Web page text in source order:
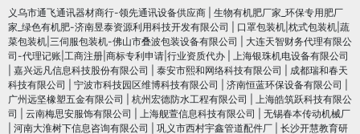
义乌市通飞通讯器材商行-领先通讯设备供应商
生物有机肥厂家_环保专用肥厂
家_绿色有机肥-济南昱泰资源利用科技开发有限公司
口罩包装机|枕式包装机|蔬
菜包装机|三伺服包装机-佛山市叠波包装设备有限公司
大连天智财务代理有限公
司-代理记账|工商注册|商标专利申请|行业资质代办
上海银珠机电设备有限公司
嘉兴远凡信息科技股份有限公司 泰安市熙和网络科技有限公司
成都瑞和春天
科技有限公司
宁波市科技园区维博科技有限公司 济南恒蓝环保设备有限公司
广州远坚橡塑五金有限公司
杭州宏德防水工程有限公司
上海皓筑跃科技有限公
司
云南梅思安服饰有限公司 上海舰萱信息科技有限公司
无锡春本传动机械厂
河南大淮树下信息咨询有限公司 巩义市西村宇鑫管道配件厂
长沙开慧教育研